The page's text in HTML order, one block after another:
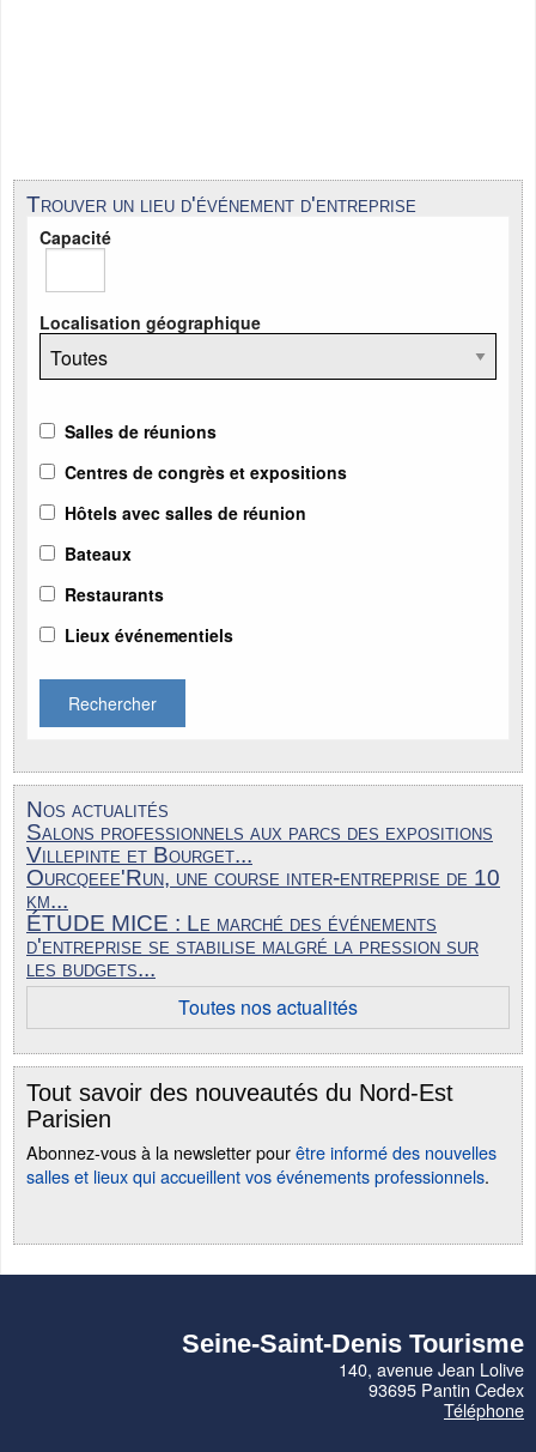
Trouver un lieu d'événement d'entreprise
Capacité
Localisation géographique
Salles de réunions
Centres de congrès et expositions
Hôtels avec salles de réunion
Bateaux
Restaurants
Lieux événementiels
Rechercher
Nos actualités
Salons professionnels aux parcs des expositions
Villepinte et Bourget...
Ourcqeee'Run, une course inter-entreprise de 10
km...
ÉTUDE MICE : Le marché des événements
d'entreprise se stabilise malgré la pression sur
les budgets...
Toutes nos actualités
Tout savoir des nouveautés du Nord-Est
Parisien
Abonnez-vous à la newsletter pourêtre informé des nouvelles
salles et lieux qui accueillent vos événements professionnels.
Seine-Saint-Denis Tourisme
140, avenue Jean Lolive
93695 Pantin Cedex
Téléphone